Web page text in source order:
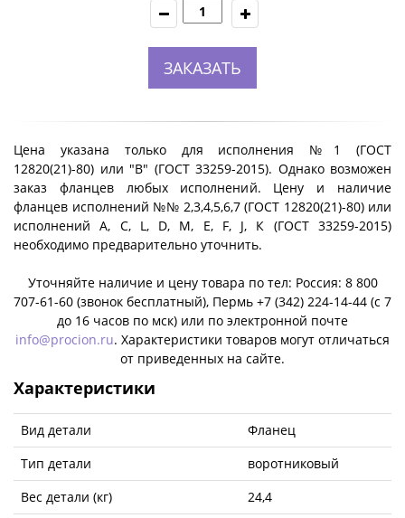
ЗАКАЗАТЬ
Цена указана только для исполнения №1 (ГОСТ
12820(21)-80) или "B" (ГОСТ 33259-2015). Однако возможен
заказ фланцев любых исполнений. Цену и наличие
фланцев исполнений №№ 2,3,4,5,6,7 (ГОСТ 12820(21)-80) или
исполнений A, C, L, D, M, E, F, J, К (ГОСТ 33259-2015)
необходимо предварительно уточнить.
Уточняйте наличие и цену товара по тел: Россия: 8 800
707-61-60 (звонок бесплатный), Пермь +7 (342) 224-14-44 (c 7
до 16 часов по мск) или по электронной почте
info@procion.ru. Характеристики товаров могут отличаться
от приведенных на сайте.
Характеристики
Вид детали
Фланец
Тип детали
воротниковый
Вес детали (кг)
24,4